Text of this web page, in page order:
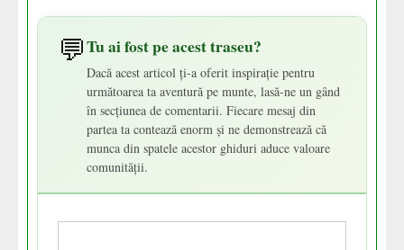
💬Tu ai fost pe acest traseu?
Dacă acest articol ți-a oferit inspirație pentru
următoarea ta aventură pe munte, lasă-ne un gând
în secțiunea de comentarii. Fiecare mesaj din
partea ta contează enorm și ne demonstrează că
munca din spatele acestor ghiduri aduce valoare
comunității.